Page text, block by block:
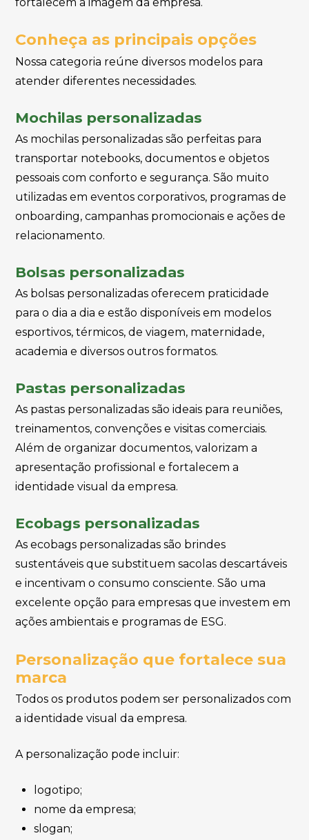
Conheça as principais opções
Nossa categoria reúne diversos modelos para
atender diferentes necessidades.
Mochilas personalizadas
As mochilas personalizadas são perfeitas para
transportar notebooks, documentos e objetos
pessoais com conforto e segurança. São muito
utilizadas em eventos corporativos, programas de
onboarding, campanhas promocionais e ações de
relacionamento.
Bolsas personalizadas
As bolsas personalizadas oferecem praticidade
para o dia a dia e estão disponíveis em modelos
esportivos, térmicos, de viagem, maternidade,
academia e diversos outros formatos.
Pastas personalizadas
As pastas personalizadas são ideais para reuniões,
treinamentos, convenções e visitas comerciais.
Além de organizar documentos, valorizam a
apresentação profissional e fortalecem a
identidade visual da empresa.
Ecobags personalizadas
As ecobags personalizadas são brindes
sustentáveis que substituem sacolas descartáveis
e incentivam o consumo consciente. São uma
excelente opção para empresas que investem em
ações ambientais e programas de ESG.
Personalização que fortalece sua
marca
Todos os produtos podem ser personalizados com
a identidade visual da empresa.
A personalização pode incluir:
logotipo;
nome da empresa;
slogan;